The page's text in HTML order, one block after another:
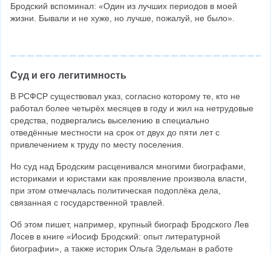
Бродский вспоминал: «Один из лучших периодов в моей
жизни. Бывали и не хуже, но лучше, пожалуй, не было».
Суд и его легитимность
В РСФСР существовал указ, согласно которому те, кто не
работал более четырёх месяцев в году и жил на нетрудовые
средства, подвергались выселению в специально
отведённые местности на срок от двух до пяти лет с
привлечением к труду по месту поселения.
Но суд над Бродским расценивался многими биографами,
историками и юристами как проявление произвола власти,
при этом отмечалась политическая подоплёка дела,
связанная с государственной травлей.
Об этом пишет, например, крупный биограф Бродского Лев
Лосев в книге «Иосиф Бродский: опыт литературной
биографии», а также историк Ольга Эдельман в работе